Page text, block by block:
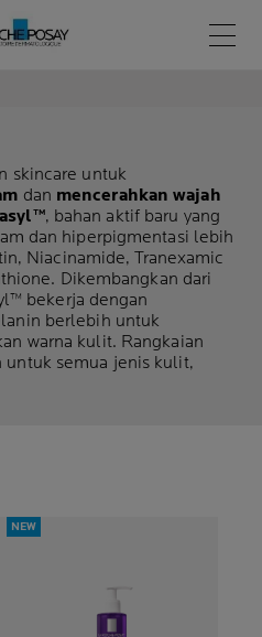
Menu
skincare untuk
dan mencerahkan wajah
, bahan aktif baru yang
dan hiperpigmentasi lebih
Niacinamide, Tranexamic
Dikembangkan dari
bekerja dengan
berlebih untuk
warna kulit. Rangkaian
untuk semua jenis kulit,
NEW